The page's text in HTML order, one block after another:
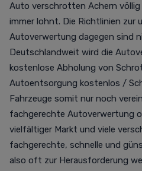
Auto verschrotten Achern
immer lohnt. Die Richtlinien zur
Autoverwertung dagegen sind
Deutschlandweit wird die
kostenlose Abholung von
Autoentsorgung kostenlos /
Fahrzeuge somit nur noch
fachgerechte Autoverwertung
vielfältiger Markt und viele
fachgerechte, schnelle und
also oft zur Herausforderung